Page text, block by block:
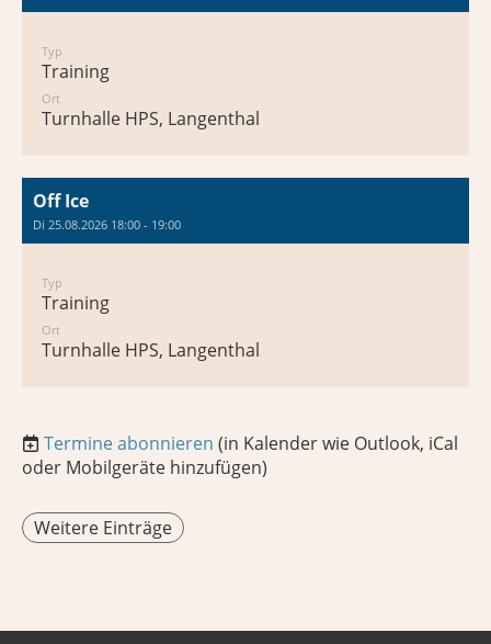
Typ
Training
Ort
Turnhalle HPS, Langenthal
Off Ice
Di 25.08.2026 18:00 - 19:00
Typ
Training
Ort
Turnhalle HPS, Langenthal
Termine abonnieren (in Kalender wie Outlook, iCal
oder Mobilgeräte hinzufügen)
Weitere Einträge